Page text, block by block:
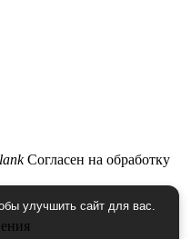
улучшить сайт для вас.
Согласен на обработку